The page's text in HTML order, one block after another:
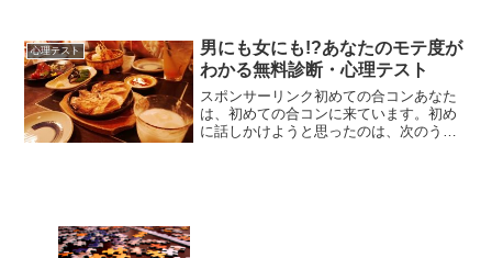
テストで分かるのは、あなたの前世の恋
愛傾向で...
心理テスト
男にも女にも!?あなたのモテ度が
わかる無料診断・心理テスト
スポンサーリンク初めての合コンあなた
は、初めての合コンに来ています。初め
に話しかけようと思ったのは、次のうち